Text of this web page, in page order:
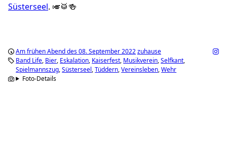
Süsterseel. 🎺🥁🍻
Am frühen Abend des 08. September 2022zuhause
Band Life Bier Eskalation Kaiserfest Musikverein Selfkant
Spielmannszug Süsterseel Tüddern Vereinsleben Wehr
Foto-Details